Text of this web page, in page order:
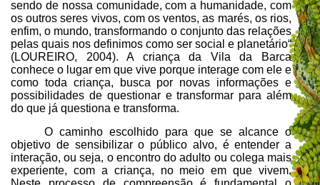
sendo de nossa comunidade, com a humanidade, com
os outros seres vivos, com os ventos, as marés, os rios,
enfim, o mundo, transformando o conjunto das relações
pelas quais nos definimos como ser social e planetário“
(LOUREIRO, 2004). A criança da Vila da Barca
conhece o lugar em que vive porque interage com ele e
como toda criança, busca por novas informações e
possibilidades de questionar e transformar para além
do que já questiona e transforma.
O caminho escolhido para que se alcance o
objetivo de sensibilizar o público alvo, é entender a
interação, ou seja, o encontro do adulto ou colega mais
experiente, com a criança, no meio em que vivem.